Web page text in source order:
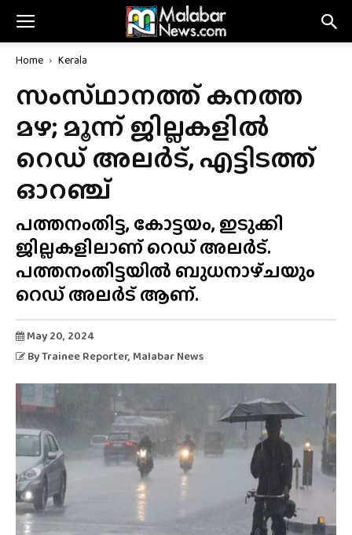
Home Kerala
സംസ്‌ഥാനത്ത്‌ കനത്ത
മഴ; മൂന്ന് ജില്ലകളിൽ
റെഡ് അലർട്, എട്ടിടത്ത്
ഓറഞ്ച്
പത്തനംതിട്ട, കോട്ടയം, ഇടുക്കി
ജില്ലകളിലാണ് റെഡ് അലർട്.
പത്തനംതിട്ടയിൽ ബുധനാഴ്‌ചയും
റെഡ് അലർട് ആണ്.
May 20, 2024
ByTrainee Reporter, Malabar News